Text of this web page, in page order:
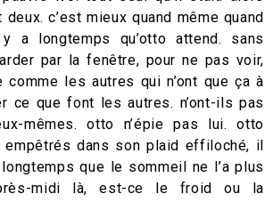
deux. c’est mieux quand même quand
a longtemps qu’otto attend. sans
par la fenêtre, pour ne pas voir,
les autres qui n’ont que ça à
ce que font les autres. n’ont-ils pas
mêmes. otto n’épie pas lui. otto
dans son plaid effiloché, il
que le sommeil ne l’a plus
midi là, est-ce le froid ou la